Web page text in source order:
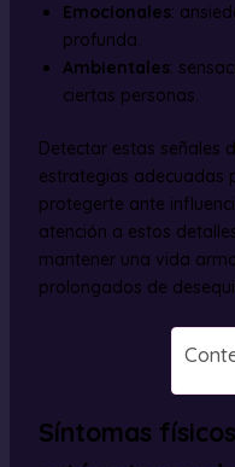
Emocionales:
profunda.
Ambientales:
ciertas personas.
Detectar estas señales
estrategias adecuadas
protegerte ante
atención a estos
mantener una vida
prolongados de
Síntomas